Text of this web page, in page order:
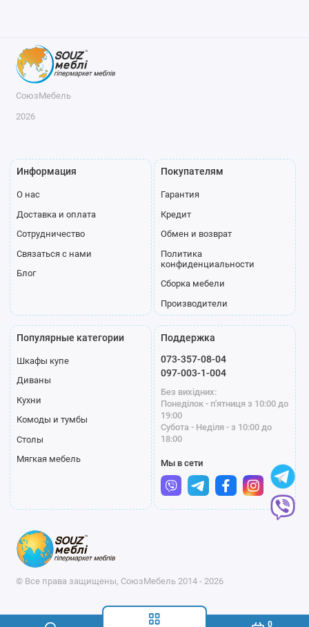
0
СоюзМебель
2026
Информация
О нас
Доставка и оплата
Сотрудничество
Связаться с нами
Блог
Покупателям
Гарантия
Кредит
Обмен и возврат
Политика
конфиденциальности
Сборка мебели
Производители
Популярные категории
Шкафы купе
Диваны
Кухни
Комоды и тумбы
Столы
Мягкая мебель
Поддержка
073-357-08-04
097-003-1-004
Без вихідних:
Понеділок - п'ятниця з 10:00 до
19:00
Субота - Неділя - з 10:00 до
18:00
Мы в сети
© Все права защищены, СоюзМебель 2014 - 2026